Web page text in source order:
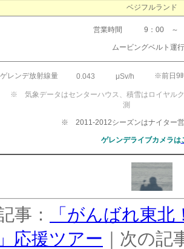
ベジフルランド
営業時間 9：00 ～
ムービングベルト運
ゲレンデ放射線量 0.043 μSv/h ※前日9
※ 気象データはセンターハウス、積雪はロイヤル
測
※ 2011-2012シーズンはナイター営
ゲレンデライブカメラは
事：
「がんばれ東
応援ツアー ｜次の記